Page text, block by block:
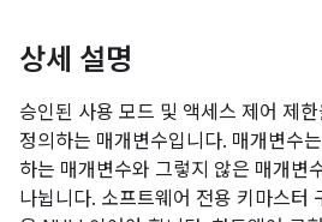
상세 설명
승인된 사용 모드 및 액세스 제어 제
정의하는 매개변수입니다. 매개변수
하는 매개변수와 그렇지 않은 매개변
나뉩니다. 소프트웨어 전용 키마스터